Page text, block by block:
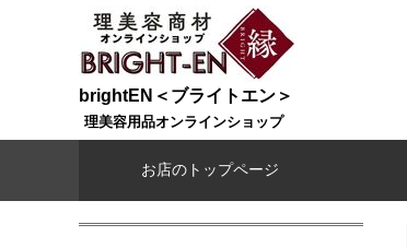
brightEN＜ブライトエン＞
理美容用品オンラインショップ
お店のトップページ